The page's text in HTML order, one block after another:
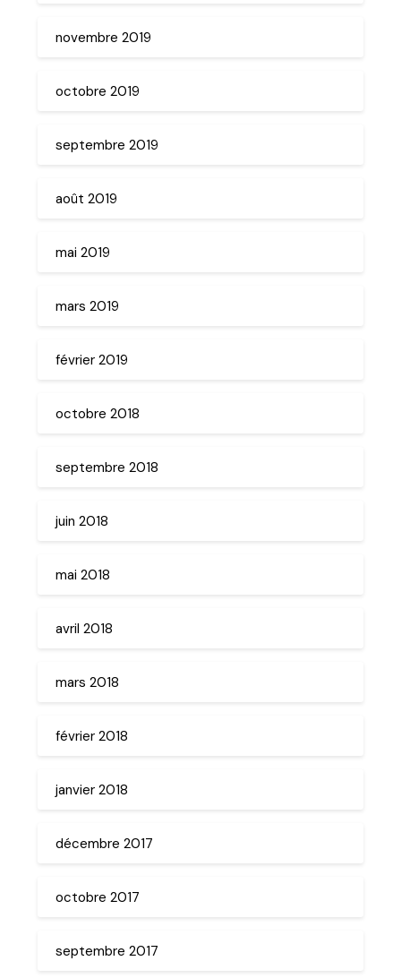
novembre 2019
octobre 2019
septembre 2019
août 2019
mai 2019
mars 2019
février 2019
octobre 2018
septembre 2018
juin 2018
mai 2018
avril 2018
mars 2018
février 2018
janvier 2018
décembre 2017
octobre 2017
septembre 2017